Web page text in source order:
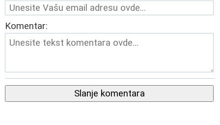
Komentar:
Slanje komentara